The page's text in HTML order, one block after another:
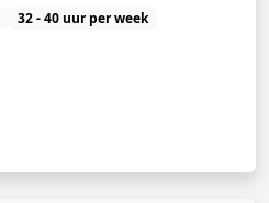
32 - 40 uur per week